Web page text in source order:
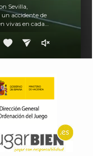
Sevilla,
accidente de
vivas en cada